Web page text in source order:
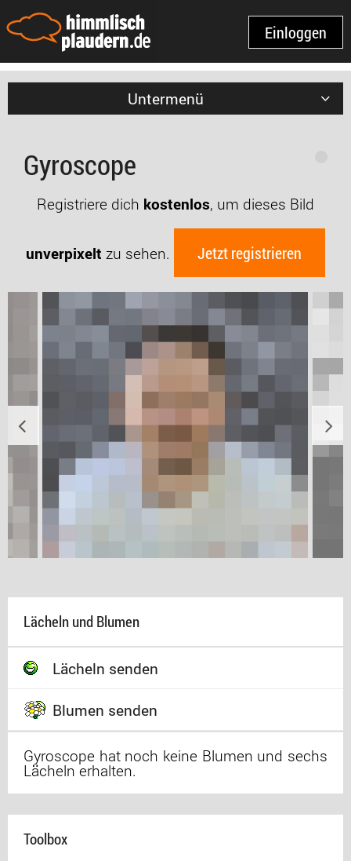
Einloggen
Untermenü
Gyroscope
Registriere dich kostenlos, um dieses Bild
unverpixelt zu sehen. Jetzt registrieren
Lächeln und Blumen
Lächeln senden
Blumen senden
Gyroscope hat noch keine Blumen und sechs
Lächeln erhalten.
Toolbox